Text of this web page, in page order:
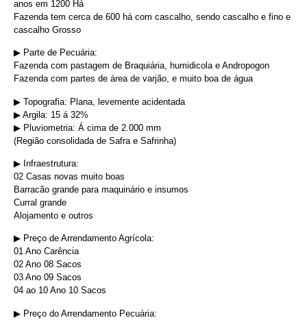
anos em 1200 Há
Fazenda tem cerca de 600 há com cascalho, sendo cascalho e fino e
cascalho Grosso
▶︎ Parte de Pecuária:
Fazenda com pastagem de Braquiária, humidicola e Andropogon
Fazenda com partes de área de varjão, e muito boa de água
▶︎ Topografia: Plana, levemente acidentada
▶︎ Argila: 15 á 32%
▶︎ Pluviometria: Á cima de 2.000 mm
(Região consolidada de Safra e Safrinha)
▶︎ Infraestrutura:
02 Casas novas muito boas
Barracão grande para maquinário e insumos
Curral grande
Alojamento e outros
▶︎ Preço de Arrendamento Agrícola:
01 Ano Carência
02 Ano 08 Sacos
03 Ano 09 Sacos
04 ao 10 Ano 10 Sacos
▶︎ Preço do Arrendamento Pecuária: